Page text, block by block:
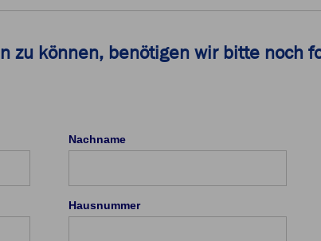
zu können, benötigen wir bitte noch
Nachname
Hausnummer